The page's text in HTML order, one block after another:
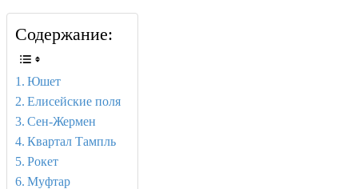
Содержание:
Юшет
Елисейские поля
Сен-Жермен
Квартал Тампль
Рокет
Муфтар